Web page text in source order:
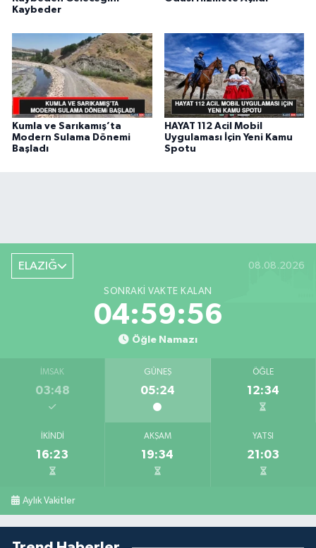
Kaybeder
Kumla ve Sarıkamış’ta
Modern Sulama Dönemi
Başladı
HAYAT 112 Acil Mobil
Uygulaması İçin Yeni Kamu
Spotu
ELAZIĞ 08.08.2026
SONRAKI VAKTE KALAN
04:59:55
Öğle Namazı
İMSAK
03:48
GÜNEŞ
05:24
ÖĞLE
12:34
İKINDI
16:23
AKŞAM
19:34
YATSI
21:03
Aylık Vakitler